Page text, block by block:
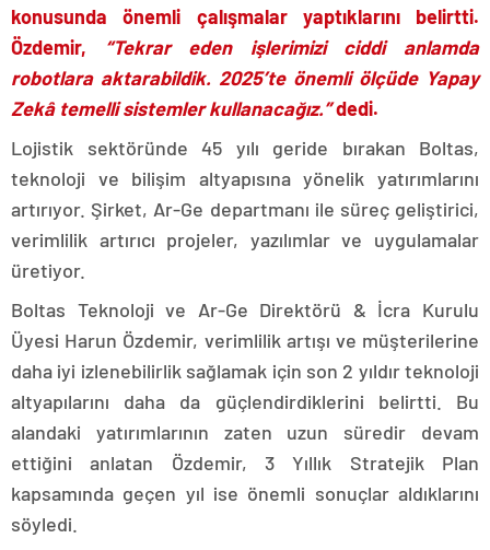
konusunda önemli çalışmalar yaptıklarını belirtti.
Özdemir,
“Tekrar eden işlerimizi ciddi anlamda
robotlara aktarabildik. 2025’te önemli ölçüde Yapay
Zekâ temelli sistemler kullanacağız.”dedi.
Lojistik sektöründe 45 yılı geride bırakan Boltas,
teknoloji ve bilişim altyapısına yönelik yatırımlarını
artırıyor. Şirket, Ar-Ge departmanı ile süreç geliştirici,
verimlilik artırıcı projeler, yazılımlar ve uygulamalar
üretiyor.
Boltas Teknoloji ve Ar-Ge Direktörü & İcra Kurulu
Üyesi Harun Özdemir, verimlilik artışı ve müşterilerine
daha iyi izlenebilirlik sağlamak için son 2 yıldır teknoloji
altyapılarını daha da güçlendirdiklerini belirtti. Bu
alandaki yatırımlarının zaten uzun süredir devam
ettiğini anlatan Özdemir, 3 Yıllık Stratejik Plan
kapsamında geçen yıl ise önemli sonuçlar aldıklarını
söyledi.